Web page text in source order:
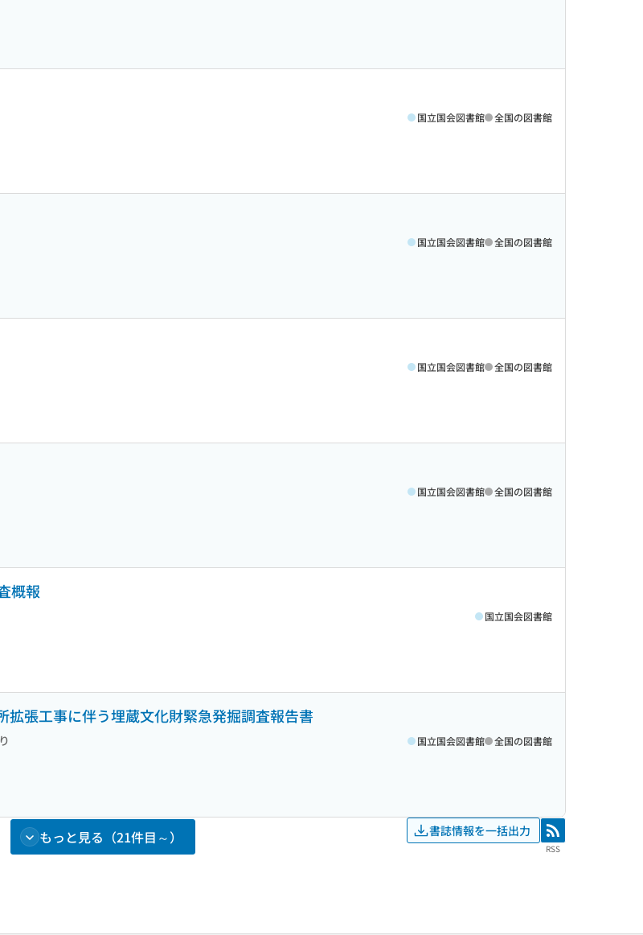
国立国会図書館 全国の図書館
国立国会図書館 全国の図書館
国立国会図書館 全国の図書館
国立国会図書館 全国の図書館
概報
国立国会図書館
拡張工事に伴う埋蔵文化財緊急発掘調査報告書
国立国会図書館 全国の図書館
もっと見る（21件目～） 書誌情報を一括出力 RSS
RSS